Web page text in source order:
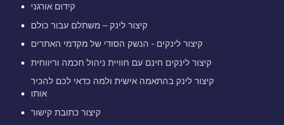
קידום אורגני
קיצור לינק – משתלם עבור כולם
קיצור לינקים - הנשק הסודי של מקדמי האתרים
קיצור לינקים חינם עם חוויית ניהול חכמה וריווחית
קיצור לינק בהתאמה אישית ולמה כדאי לכם להכיר
אותו
קיצור כתובת קישור